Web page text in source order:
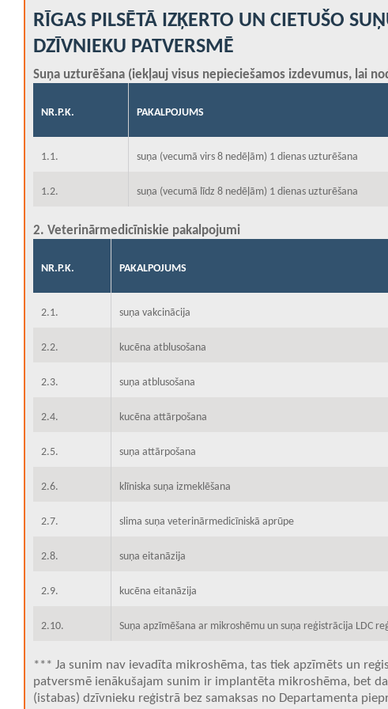
RĪGAS PILSĒTĀ IZĶERTO UN CIETUŠO
DZĪVNIEKU PATVERSMĒ
Suņa uzturēšana (iekļauj visus nepieciešamos izdevumus, lai
NR.P.K. PAKALPOJUMS
1.1. suņa (vecumā virs 8 nedēļām) 1 dienas uzturēšana
1.2. suņa (vecumā līdz 8 nedēļām) 1 dienas uzturēšana
2. Veterinārmedicīniskie pakalpojumi
NR.P.K. PAKALPOJUMS
2.1. suņa vakcinācija
2.2. kucēna atblusošana
2.3. suņa atblusošana
2.4. kucēna attārpošana
2.5. suņa attārpošana
2.6. klīniska suņa izmeklēšana
2.7. slima suņa veterinārmedicīniskā aprūpe
2.8. suņa eitanāzija
2.9. kucēna eitanāzija
2.10. Suņa apzīmēšana ar mikroshēmu un suņa reģistrācija LDC
*** Ja sunim nav ievadīta mikroshēma, tas tiek apzīmēts un
patversmē ienākušajam sunim ir implantēta mikroshēma, bet
(istabas) dzīvnieku reģistrā bez samaksas no Departamenta